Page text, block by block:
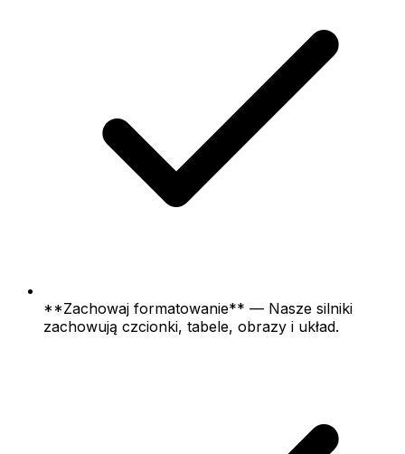
**Zachowaj formatowanie** — Nasze silniki
zachowują czcionki, tabele, obrazy i układ.